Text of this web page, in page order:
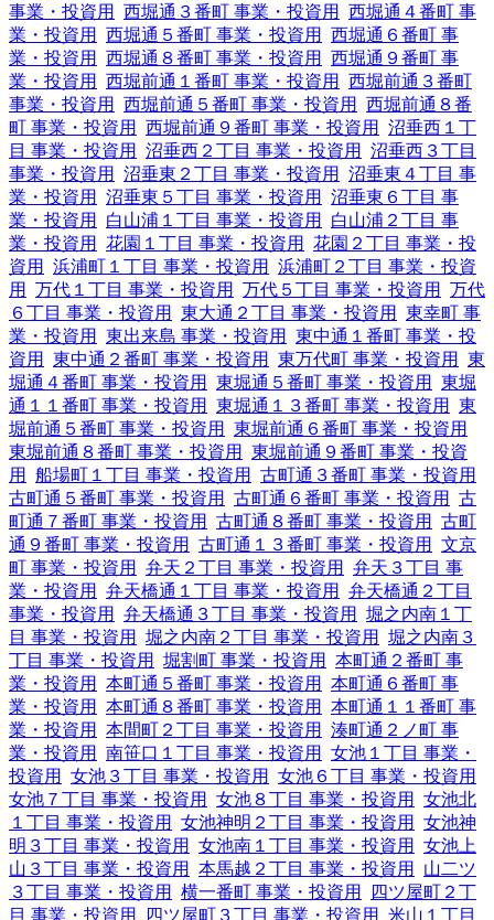
事業・投資用
西堀通３番町 事業・投資用
西堀通４番町 事
業・投資用
西堀通５番町 事業・投資用
西堀通６番町 事
業・投資用
西堀通８番町 事業・投資用
西堀通９番町 事
業・投資用
西堀前通１番町 事業・投資用
西堀前通３番町
事業・投資用
西堀前通５番町 事業・投資用
西堀前通８番
町 事業・投資用
西堀前通９番町 事業・投資用
沼垂西１丁
目 事業・投資用
沼垂西２丁目 事業・投資用
沼垂西３丁目
事業・投資用
沼垂東２丁目 事業・投資用
沼垂東４丁目 事
業・投資用
沼垂東５丁目 事業・投資用
沼垂東６丁目 事
業・投資用
白山浦１丁目 事業・投資用
白山浦２丁目 事
業・投資用
花園１丁目 事業・投資用
花園２丁目 事業・投
資用
浜浦町１丁目 事業・投資用
浜浦町２丁目 事業・投資
用
万代１丁目 事業・投資用 万代５丁目 事業・投資用
万代
６丁目 事業・投資用
東大通２丁目 事業・投資用
東幸町 事
業・投資用
東出来島 事業・投資用
東中通１番町 事業・投
資用
東中通２番町 事業・投資用 東万代町 事業・投資用
東
堀通４番町 事業・投資用
東堀通５番町 事業・投資用
東堀
通１１番町 事業・投資用
東堀通１３番町 事業・投資用
東
堀前通５番町 事業・投資用
東堀前通６番町 事業・投資用
東堀前通８番町 事業・投資用
東堀前通９番町 事業・投資
用
船場町１丁目 事業・投資用
古町通３番町 事業・投資用
古町通５番町 事業・投資用
古町通６番町 事業・投資用
古
町通７番町 事業・投資用
古町通８番町 事業・投資用
古町
通９番町 事業・投資用
古町通１３番町 事業・投資用
文京
町 事業・投資用
弁天２丁目 事業・投資用
弁天３丁目 事
業・投資用
弁天橋通１丁目 事業・投資用
弁天橋通２丁目
事業・投資用
弁天橋通３丁目 事業・投資用
堀之内南１丁
目 事業・投資用
堀之内南２丁目 事業・投資用
堀之内南３
丁目 事業・投資用
堀割町 事業・投資用
本町通２番町 事
業・投資用
本町通５番町 事業・投資用
本町通６番町 事
業・投資用
本町通８番町 事業・投資用
本町通１１番町 事
業・投資用
本間町２丁目 事業・投資用
湊町通２ノ町 事
業・投資用
南笹口１丁目 事業・投資用
女池１丁目 事業・
投資用
女池３丁目 事業・投資用
女池６丁目 事業・投資用
女池７丁目 事業・投資用
女池８丁目 事業・投資用
女池北
１丁目 事業・投資用
女池神明２丁目 事業・投資用
女池神
明３丁目 事業・投資用
女池南１丁目 事業・投資用
女池上
山３丁目 事業・投資用
本馬越２丁目 事業・投資用
山二ツ
３丁目 事業・投資用
横一番町 事業・投資用
四ツ屋町２丁
目 事業・投資用
四ツ屋町３丁目 事業・投資用 米山１丁目